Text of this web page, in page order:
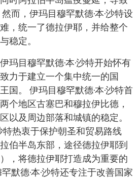
而，伊玛目穆罕默德·本·沙特设
，统一了德拉伊耶，并给整个
稳定。
玛目穆罕默德·本·沙特开始怀有
力于建立一个集中统一的国
国。 伊玛目穆罕默德·本·沙特首
个地区古塞巴和穆拉伊比德，
以及周边部落和城镇的稳定。
特热衷于保护朝圣和贸易路线
伯半岛东部，途径德拉伊耶到
，将德拉伊耶打造成为重要的
默德·本·沙特还专注于改善国家